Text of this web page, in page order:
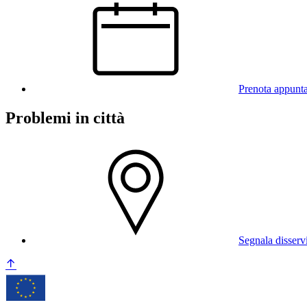
Prenota
Problemi in città
Segnala